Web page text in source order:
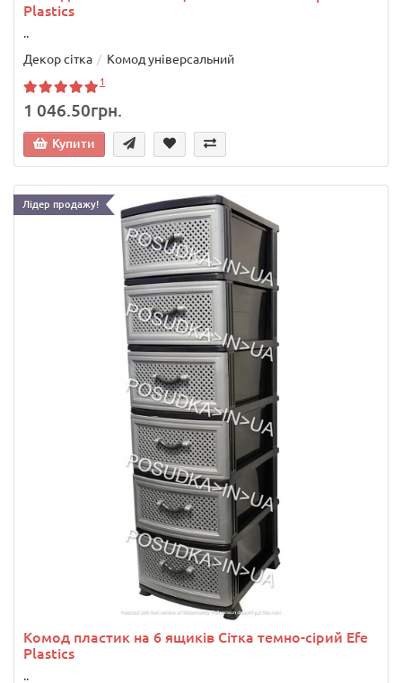
Plastics
..
Декор сітка
Комод універсальний
1
1 046.50грн.
Купити
Лідер продажу!
Комод пластик на 6 ящиків Сітка темно-сірий Efe
Plastics
..